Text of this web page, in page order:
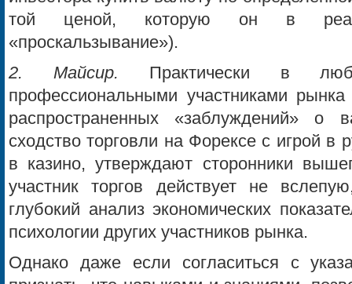
той ценой, которую он в
«проскальзывание»).
2. Майсир. Практически в
профессиональными участниками
распространенных «заблуждений» о
сходство торговли на Форексе с игрой в
в казино, утверждают сторонники
участник торгов действует не
глубокий анализ экономических
психологии других участников рынка.
Однако даже если согласиться с